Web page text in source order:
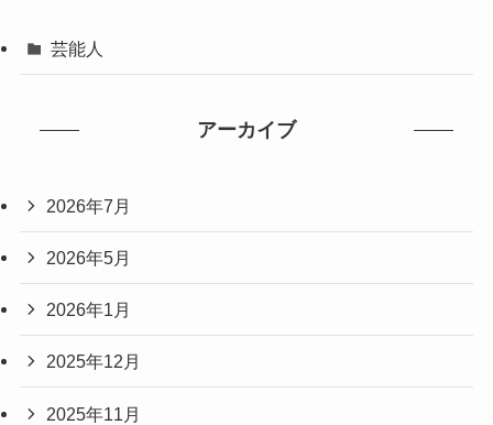
芸能人
アーカイブ
2026年7月
2026年5月
2026年1月
2025年12月
2025年11月